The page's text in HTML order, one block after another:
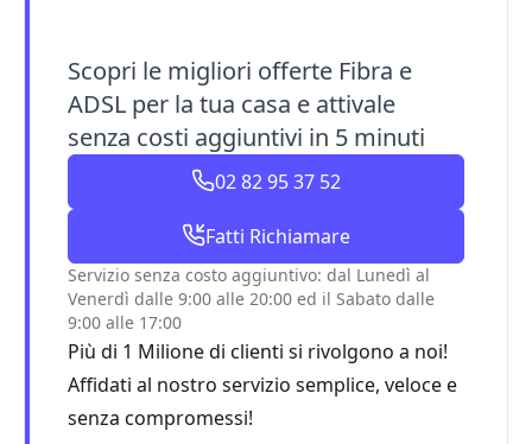
Scopri le migliori offerte Fibra e
ADSL per la tua casa e attivale
senza costi aggiuntivi in 5 minuti
02 82 95 37 52
Fatti Richiamare
Servizio senza costo aggiuntivo: dal Lunedì al
Venerdì dalle 9:00 alle 20:00 ed il Sabato dalle
9:00 alle 17:00
Più di 1 Milione di clienti si rivolgono a noi!
Affidati al nostro servizio semplice, veloce e
senza compromessi!